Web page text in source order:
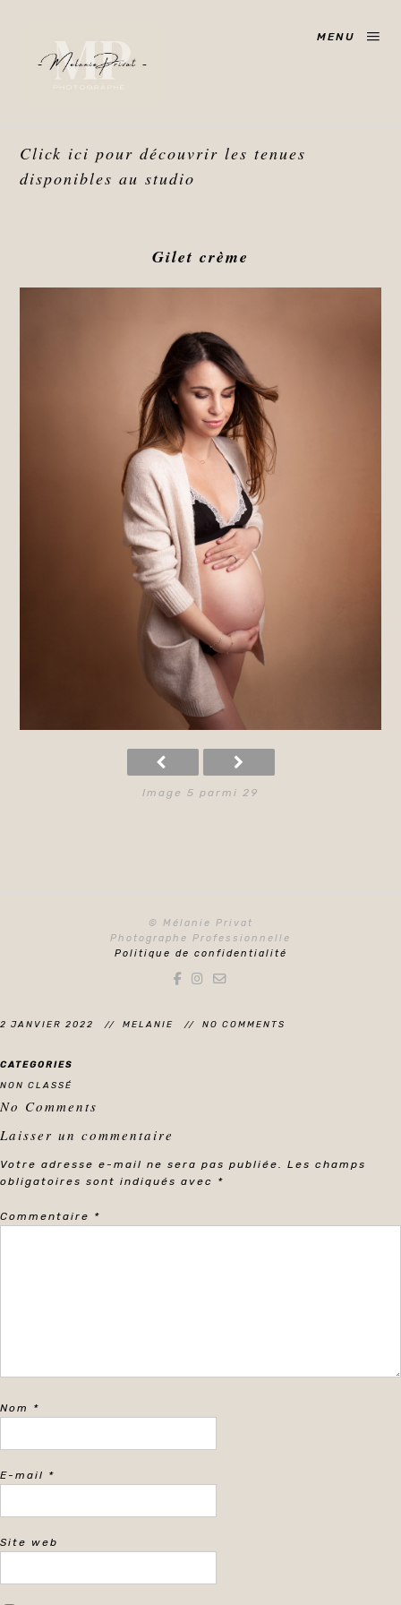
MENU
Click ici pour découvrir les tenues
disponibles au studio
Gilet crème
Image 5 parmi 29
© Mélanie Privat
Photographe Professionnelle
Politique de confidentialité
2 JANVIER 2022 MELANIE NO COMMENTS
CATEGORIES
NON CLASSÉ
No Comments
Laisser un commentaire
Votre adresse e-mail ne sera pas publiée. Les champs
obligatoires sont indiqués avec *
Commentaire *
Nom *
E-mail *
Site web